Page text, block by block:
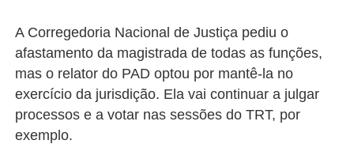
A Corregedoria Nacional de Justiça pediu o
afastamento da magistrada de todas as funções,
mas o relator do PAD optou por mantê-la no
exercício da jurisdição. Ela vai continuar a julgar
processos e a votar nas sessões do TRT, por
exemplo.